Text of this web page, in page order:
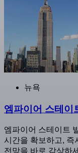
뉴욕
엠파이어 스테이
엠파이어 스테이트
시간을 확보하고, 즉
전망을 바로 감상하